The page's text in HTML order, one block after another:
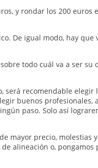
y rondar los 200 euros
De igual modo, hay que
todo cuál va a ser su
será recomendable elegir
buenos profesionales,
paso. Solo así
mayor precio, molestias
alineación o, pongamos